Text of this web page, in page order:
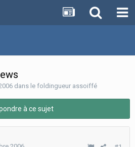
dans le foldingueur assoiffé
à ce sujet